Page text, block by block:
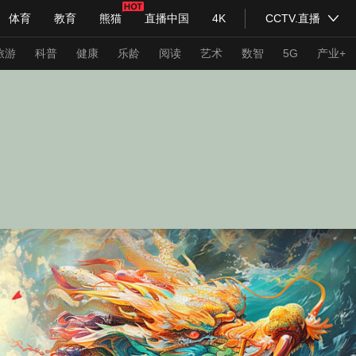
体育 教育 熊猫 直播中国 4K CCTV.直播
妙语 热解读 天天学习
持人 下载央视影音
游 科普 健康 乐龄 阅读 艺术 数智 5G 产业+
道 VR/AR 4K专区 全景新闻
入列 人生第一次 人生第二次
奥会 CBA NBA 中超 国足 国际足球 网球
体育江湖 文化体育 冰雪道路 足球道路